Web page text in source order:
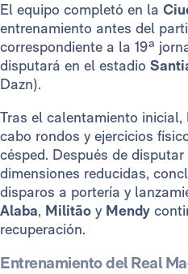
El equipo completó en la
entrenamiento antes del
correspondiente a la 19ª
disputará en el estadio
Dazn).
Tras el calentamiento
cabo rondos y ejercicios
césped. Después de
dimensiones reducidas,
disparos a portería y
Alaba, Militão y Mendy
recuperación.
Entrenamiento del Real